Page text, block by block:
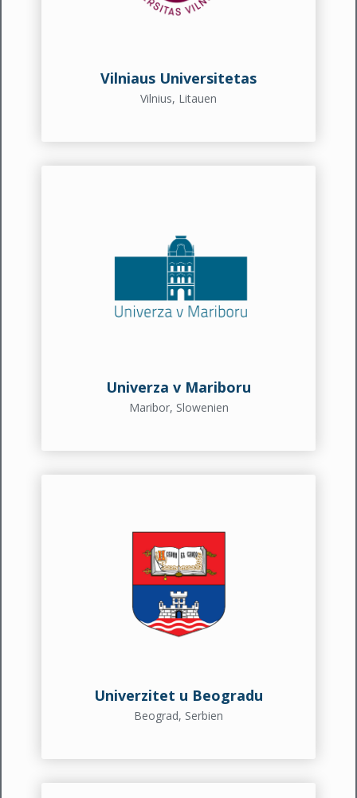
Vilniaus Universitetas
Vilnius, Litauen
Univerza v Mariboru
Maribor, Slowenien
Univerzitet u Beogradu
Beograd, Serbien